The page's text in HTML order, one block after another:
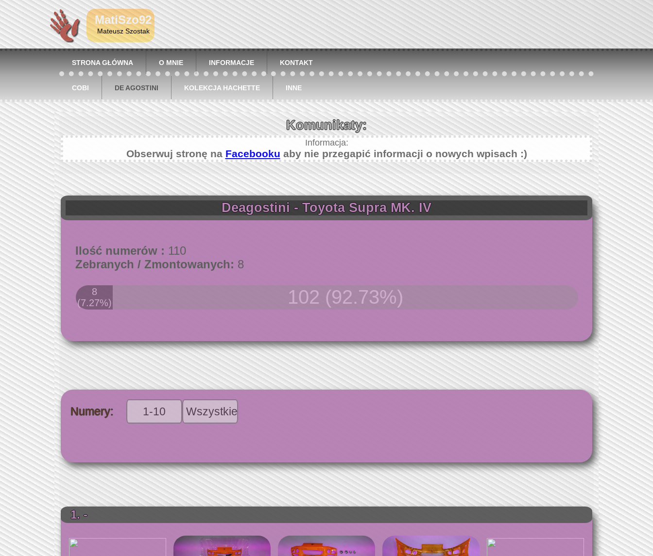
MatiSzo92
Mateusz Szostak
STRONA GŁÓWNA O MNIE INFORMACJE KONTAKT
COBI DE AGOSTINI KOLEKCJA HACHETTE INNE
Komunikaty:
Informacja:
Obserwuj stronę na Facebooku aby nie przegapić informacji o nowych wpisach :)
Deagostini - Toyota Supra MK. IV
Ilość numerów : 110
Zebranych / Zmontowanych: 8
8
(7.27%)
102 (92.73%)
Numery: 1-10 Wszystkie
1. -